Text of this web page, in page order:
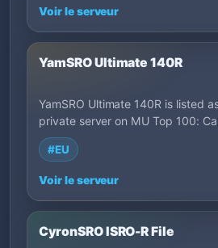
Voir le serveur
YamSRO Ultimate 140R
YamSRO Ultimate 140R is listed
private server on MU Top 100:
#EU
Voir le serveur
CyronSRO ISRO-R File